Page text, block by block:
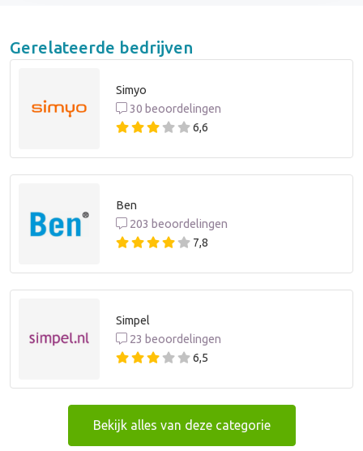
Gerelateerde bedrijven
Simyo
30 beoordelingen
6,6
Ben
203 beoordelingen
7,8
Simpel
23 beoordelingen
6,5
Bekijk alles van deze categorie